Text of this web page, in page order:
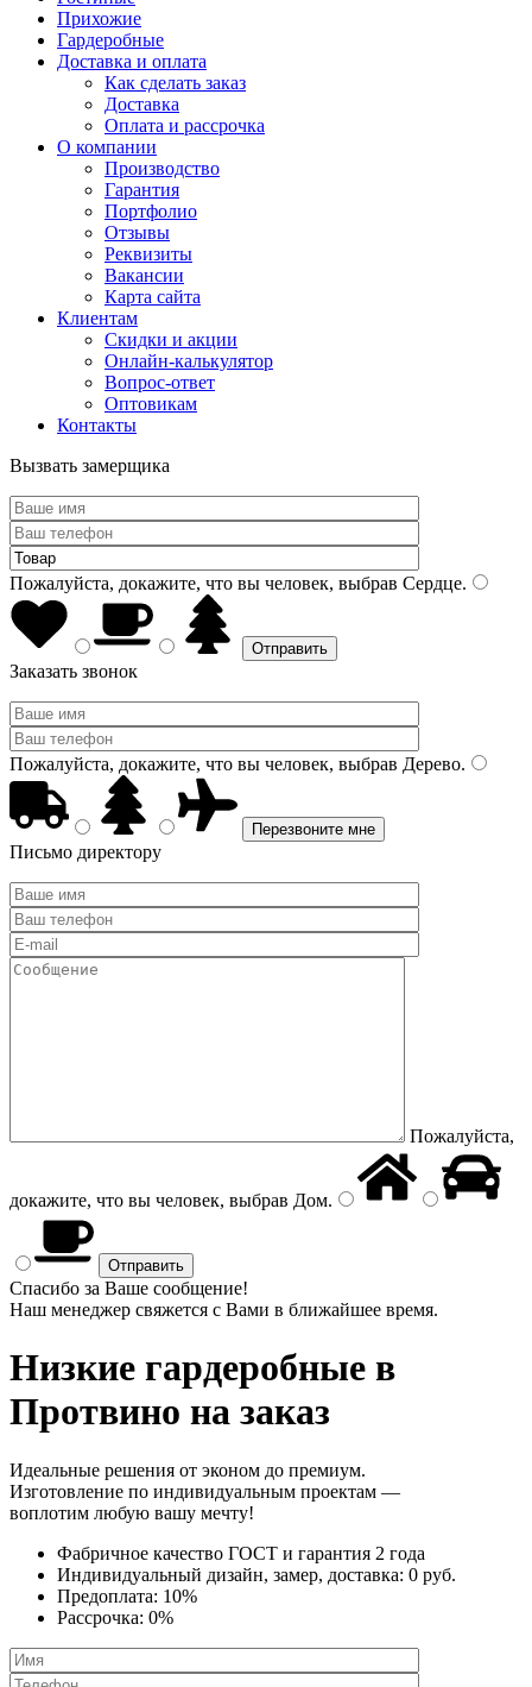
Прихожие
Гардеробные
Доставка и оплата
Как сделать заказ
Доставка
Оплата и рассрочка
О компании
Производство
Гарантия
Портфолио
Отзывы
Реквизиты
Вакансии
Карта сайта
Клиентам
Скидки и акции
Онлайн-калькулятор
Вопрос-ответ
Оптовикам
Контакты
Вызвать замерщика
Пожалуйста, докажите, что вы человек, выбрав Сердце.
Заказать звонок
Пожалуйста, докажите, что вы человек, выбрав Дерево.
Письмо директору
Пожалуйста,
докажите, что вы человек, выбрав Дом.
Спасибо за Ваше сообщение!
Наш менеджер свяжется с Вами в ближайшее время.
Низкие гардеробные в
Протвино на заказ
Идеальные решения от эконом до премиум.
Изготовление по индивидуальным проектам —
воплотим любую вашу мечту!
Фабричное качество ГОСТ и гарантия 2 года
Индивидуальный дизайн, замер, доставка: 0 руб.
Предоплата: 10%
Рассрочка: 0%